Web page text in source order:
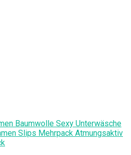
Baumwolle Sexy Unterwäsche
Slips Mehrpack Atmungsaktiv